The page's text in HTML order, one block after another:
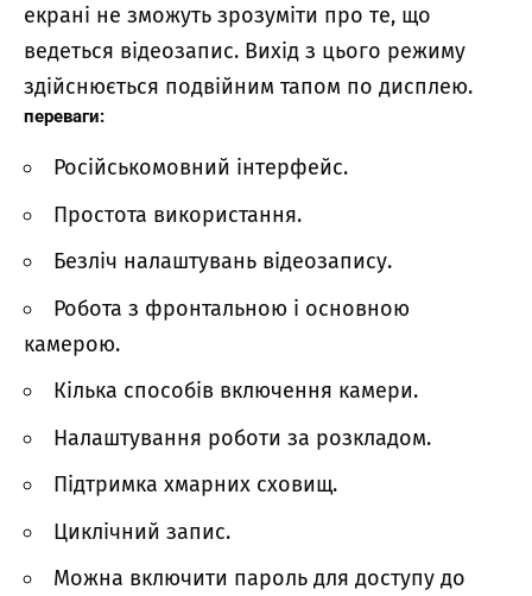
екрані не зможуть зрозуміти про те, що
ведеться відеозапис. Вихід з цього режиму
здійснюється подвійним тапом по дисплею.
переваги:
Російськомовний інтерфейс.
Простота використання.
Безліч налаштувань відеозапису.
Робота з фронтальною і основною
камерою.
Кілька способів включення камери.
Налаштування роботи за розкладом.
Підтримка хмарних сховищ.
Циклічний запис.
Можна включити пароль для доступу до